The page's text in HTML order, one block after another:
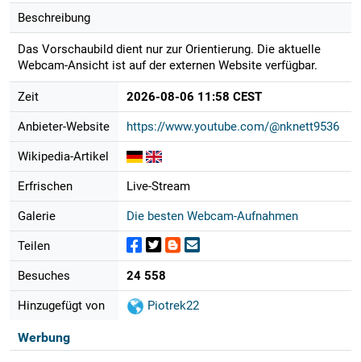
Beschreibung
Das Vorschaubild dient nur zur Orientierung. Die aktuelle
Webcam-Ansicht ist auf der externen Website verfügbar.
Zeit 2026-08-06 11:58 CEST
Anbieter-Website https://www.youtube.com/@nknett9536
Wikipedia-Artikel
Erfrischen Live-Stream
Galerie Die besten Webcam-Aufnahmen
Teilen
Besuches 24 558
Hinzugefügt von Piotrek22
Werbung